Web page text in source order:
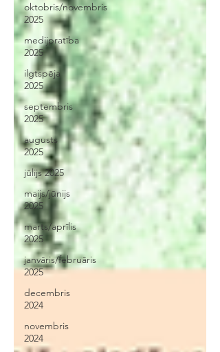
oktobris/novembris
2025
medijpratība
2025
ilgtspēja
2025
septembris
2025
augusts
2025
jūlijs 2025
maijs/jūnijs
2025
marts/aprīlis
2025
janvāris/februāris
2025
decembris
2024
novembris
2024